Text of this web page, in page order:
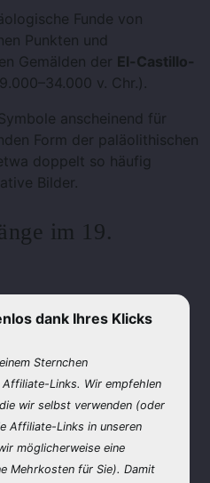
Funde von
Punkten und
Gemälden der El-Castillo-
v. Chr.).
anscheinend für
Form der paläolithischen
doppelt so häufig
Bilder.
im 19.
dank Ihres Klicks
Sternchen
Links. Wir empfehlen
wir selbst verwenden (oder
Affiliate-Links in unseren
möglicherweise eine
Mehrkosten für Sie). Damit